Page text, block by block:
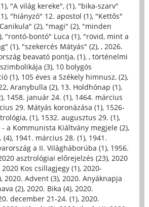
, "A világ kereke", (1), "bika-szarv"
, "hiányzó" 12. apostol (1), "Kettős"
(2), "magi" (2), "minden
, "rontó-bontó" Luca (1), "rövid, mint a
(1), "szekercés Mátyás" (2), , 2026.
beavató pontja, (1), , történelmi
(3), 10 bolygós
(1), 105 éves a Székely himnusz, (2),
Aranybulla (2), 13. Holdhónap (1),
, 1458. január 24. (1), 1464. március
29. Mátyás koronázása (1), 1526-
(1), 1532. augusztus 29. (1),
a Kommunista Kiáltvány megjele (2),
(4), 1941. március 28. (1), 1941.
a II. Világháborúba (1), 1956.
asztrológiai előrejelzés (23), 2020
2020 Kos csillagjegy (1), 2020-
, 2020. Advent (3), 2020. Anyáknapja
(2), 2020. Bika (4), 2020.
december 21-24. (1), 2020.